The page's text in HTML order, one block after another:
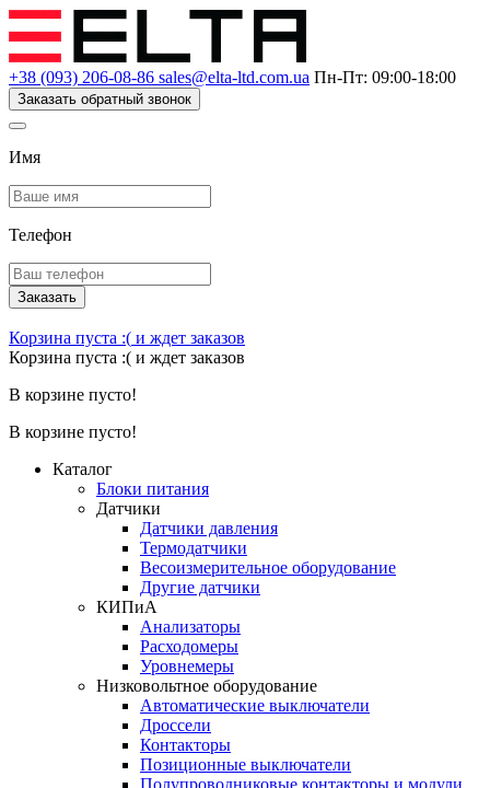
+38 (093) 206-08-86 sales@elta-ltd.com.ua Пн-Пт: 09:00-18:00
Заказать обратный звонок
Имя
Телефон
Заказать
Корзина пуста :( и ждет заказов
Корзина пуста :( и ждет заказов
В корзине пусто!
В корзине пусто!
Каталог
Блоки питания
Датчики
Датчики давления
Термодатчики
Весоизмерительное оборудование
Другие датчики
КИПиА
Анализаторы
Расходомеры
Уровнемеры
Низковольтное оборудование
Автоматические выключатели
Дроссели
Контакторы
Позиционные выключатели
Полупроводниковые контакторы и модули